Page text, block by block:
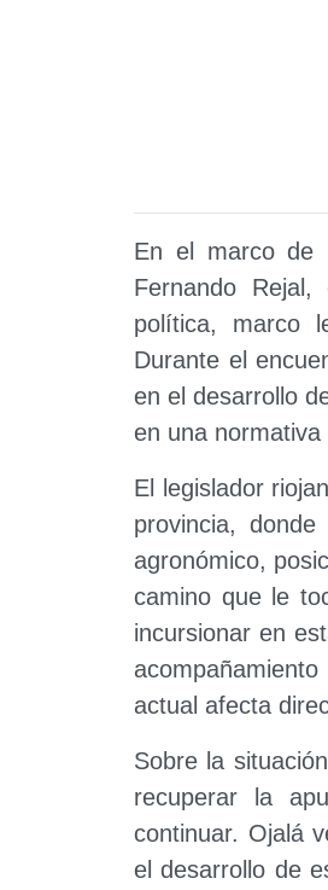
En el marco de
Fernando
política, marco
Durante el
en el desarrollo
en una
El legislador
provincia,
agronómico,
camino que le
incursionar en
actual afecta
Sobre la
recuperar la
continuar. Ojalá
el desarrollo de